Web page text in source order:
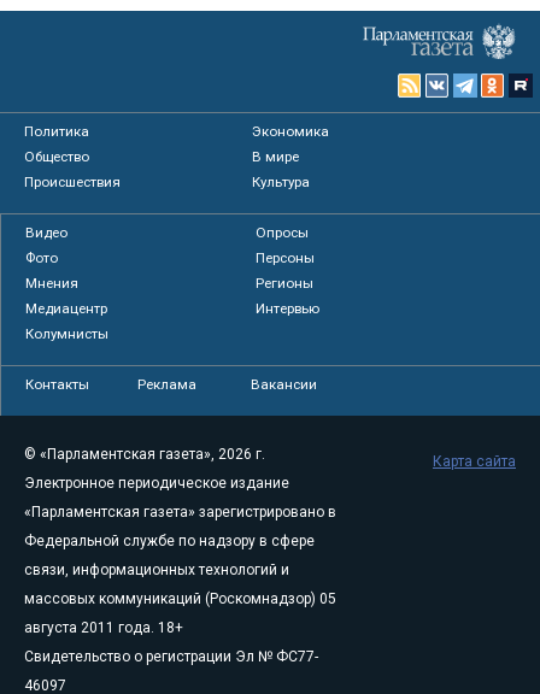
Политика
Экономика
Общество
В мире
Происшествия
Культура
Видео
Опросы
Фото
Персоны
Мнения
Регионы
Медиацентр
Интервью
Колумнисты
Контакты Реклама Вакансии
© «Парламентская газета», 2026 г.
Электронное периодическое издание
«Парламентская газета» зарегистрировано в
Федеральной службе по надзору в сфере
связи, информационных технологий и
массовых коммуникаций (Роскомнадзор) 05
августа 2011 года. 18+
Свидетельство о регистрации Эл № ФС77-
46097
Карта сайта